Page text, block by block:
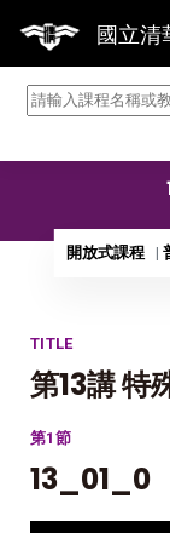
國立清
】114
開放式課程
TITLE
第13講 特
第1節
13_01_0